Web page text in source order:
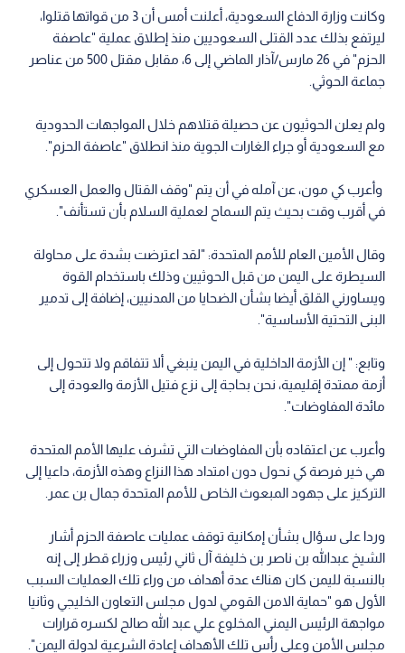
وكانت وزارة الدفاع السعودية، أعلنت أمس أن 3 من قواتها قتلوا،
ليرتفع بذلك عدد القتلى السعوديين منذ إطلاق عملية "عاصفة
الحزم" في 26 مارس/آذار الماضي إلى 6، مقابل مقتل 500 من عناصر
جماعة الحوثي.
ولم يعلن الحوثيون عن حصيلة قتلاهم خلال المواجهات الحدودية
مع السعودية أو جراء الغارات الجوية منذ انطلاق "عاصفة الحزم".
وأعرب كي مون، عن آمله في أن يتم "وقف القتال والعمل العسكري
في أقرب وقت بحيث يتم السماح لعملية السلام بأن تستأنف".
وقال الأمين العام للأمم المتحدة: "لقد اعترضت بشدة على محاولة
السيطرة على اليمن من قبل الحوثيين وذلك باستخدام القوة
ويساورني القلق أيضا بشأن الضحايا من المدنيين، إضافة إلى تدمير
البنى التحتية الأساسية".
وتابع: " إن الأزمة الداخلية في اليمن ينبغي ألا تتفاقم ولا تتحول إلى
أزمة ممتدة إقليمية، نحن بحاجة إلى نزع فتيل الأزمة والعودة إلى
مائدة المفاوضات".
وأعرب عن اعتقاده بأن المفاوضات التي تشرف عليها الأمم المتحدة
هي خير فرصة كي نحول دون امتداد هذا النزاع وهذه الأزمة، داعيا إلى
التركيز على جهود المبعوث الخاص للأمم المتحدة جمال بن عمر.
وردا على سؤال بشأن إمكانية توقف عمليات عاصفة الحزم أشار
الشيخ عبدالله بن ناصر بن خليفة آل ثاني رئيس وزراء قطر إلى إنه
بالنسبة لليمن كان هناك عدة أهداف من وراء تلك العمليات السبب
الأول هو "حماية الامن القومي لدول مجلس التعاون الخليجي وثانيا
مواجهة الرئيس اليمني المخلوع علي عبد الله صالح لكسره قرارات
مجلس الأمن وعلى رأس تلك الأهداف إعادة الشرعية لدولة اليمن".